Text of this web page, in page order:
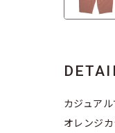
カジュア
オレンジ